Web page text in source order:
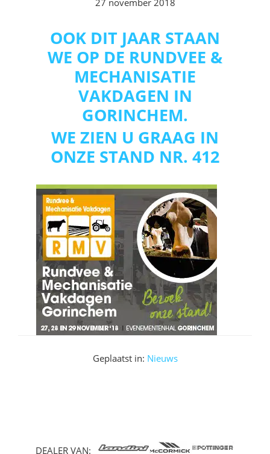
OOK DIT JAAR STAAN
WE OP DE RUNDVEE &
MECHANISATIE
VAKDAGEN IN
GORINCHEM.
WE ZIEN U GRAAG IN
ONZE STAND NR. 412
Geplaatst in: Nieuws
DEALER VAN: